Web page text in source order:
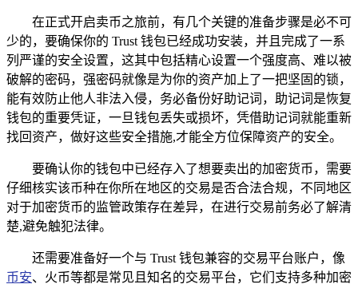
在正式开启卖币之旅前，有几个关键的准备步骤是必不可
少的，要确保你的 Trust 钱包已经成功安装，并且完成了一系
列严谨的安全设置，这其中包括精心设置一个强度高、难以被
破解的密码，强密码就像是为你的资产加上了一把坚固的锁，
能有效防止他人非法入侵，务必备份好助记词，助记词是恢复
钱包的重要凭证，一旦钱包丢失或损坏，凭借助记词就能重新
找回资产，做好这些安全措施,才能全方位保障资产的安全。
要确认你的钱包中已经存入了想要卖出的加密货币，需要
仔细核实该币种在你所在地区的交易是否合法合规，不同地区
对于加密货币的监管政策存在差异，在进行交易前务必了解清
楚,避免触犯法律。
还需要准备好一个与 Trust 钱包兼容的交易平台账户，像
币安、火币等都是常见且知名的交易平台，它们支持多种加密